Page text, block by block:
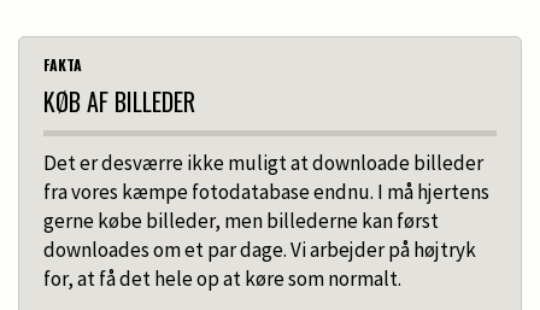
FAKTA
KØB AF BILLEDER
Det er desværre ikke muligt at downloade billeder
fra vores kæmpe fotodatabase endnu. I må hjertens
gerne købe billeder, men billederne kan først
downloades om et par dage. Vi arbejder på højtryk
for, at få det hele op at køre som normalt.